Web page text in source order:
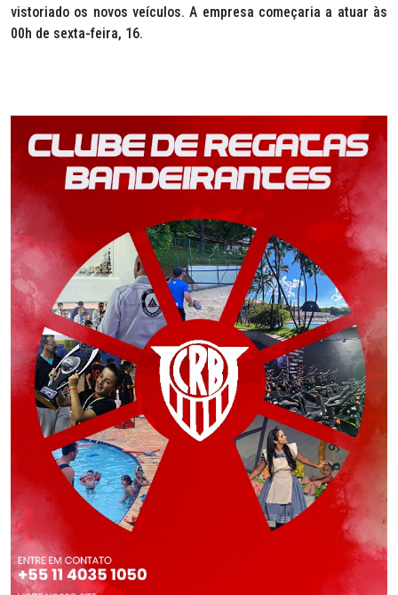
vistoriado os novos veículos. A empresa começaria a atuar às
00h de sexta-feira, 16.